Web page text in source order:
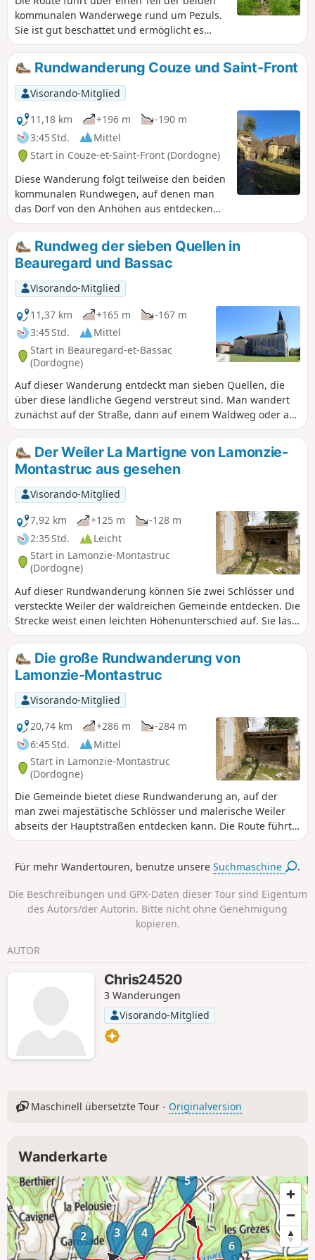
kommunalen Wanderwege rund um Pezuls.
Sie ist gut beschattet und ermöglicht es
Ihnen, das Schloss Puy de Rèze, die
Ferienunterkunft La Dreyrie und die Kirche
Sainte-Anne zu entdecken. Ein schöner
Spaziergang.
Rundwanderung Couze und Saint-Front
Visorando-Mitglied
11,18 km
+196 m
-190 m
3:45 Std.
Mittel
Start in Couze-et-Saint-Front (Dordogne)
Diese Wanderung folgt teilweise den beiden
kommunalen Rundwegen, auf denen man
das Dorf von den Anhöhen aus entdecken
kann – wobei die Häuser am Hang des
Hügels liegen – und führt anschließend ins
Tal, wo es zahlreiche Gebäude und
Sehenswürdigkeiten zu entdecken gibt. Zu
Beginn ist die Strecke auf 800 m recht steil,
aber Ihre Anstrengungen werden belohnt.
Rundweg der sieben Quellen in
Beauregard und Bassac
Visorando-Mitglied
11,37 km
+165 m
-167 m
3:45 Std.
Mittel
Start in Beauregard-et-Bassac
(Dordogne)
Auf dieser Wanderung entdeckt man sieben Quellen, die
über diese ländliche Gegend verstreut sind. Man wandert
zunächst auf der Straße, dann auf einem Waldweg oder auf
schönen Feldwegen. Die Gegend ist sehr ruhig. Man
wandert zwischen Weilern, Bauernhöfen und Wiesen
hindurch. Die Strecke ist mit dem Mountainbike befahrbar.
Der Weiler La Martigne von Lamonzie-
Montastruc aus gesehen
Visorando-Mitglied
7,92 km
+125 m
-128 m
2:35 Std.
Leicht
Start in Lamonzie-Montastruc
(Dordogne)
Auf dieser Rundwanderung können Sie zwei Schlösser und
versteckte Weiler der waldreichen Gemeinde entdecken. Die
Strecke weist einen leichten Höhenunterschied auf. Sie lässt
sich durch weitere Rundwege in der hübsch renovierten
Gemeinde ergänzen.
Die große Rundwanderung von
Lamonzie-Montastruc
Visorando-Mitglied
20,74 km
+286 m
-284 m
6:45 Std.
Mittel
Start in Lamonzie-Montastruc
(Dordogne)
Die Gemeinde bietet diese Rundwanderung an, auf der
man zwei majestätische Schlösser und malerische Weiler
abseits der Hauptstraßen entdecken kann. Die Route führt
abwechselnd über Straßen, Waldwege und Pfade.
Für mehr Wandertouren, benutze unsereSuchmaschine .
Die Beschreibungen und GPX-Daten dieser Tour sind Eigentum
des Autors/der Autorin. Bitte nicht ohne Genehmigung
kopieren.
AUTOR
Chris24520
3 Wanderungen
Visorando-Mitglied
Maschinell übersetzte Tour - Originalversion
Wanderkarte
2 3 4
5
6